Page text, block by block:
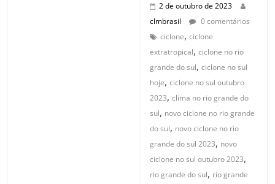
2 de outubro de 2023
clmbrasil
0 comentários
ciclone,ciclone
extratropical,ciclone no rio
grande do sul,ciclone no sul
hoje,ciclone no sul outubro
2023,clima no rio grande do
sul, novo ciclone no rio grande
do sul, novo ciclone no rio
grande do sul 2023, novo
ciclone no sul outubro 2023,
rio grande do sul, rio grande